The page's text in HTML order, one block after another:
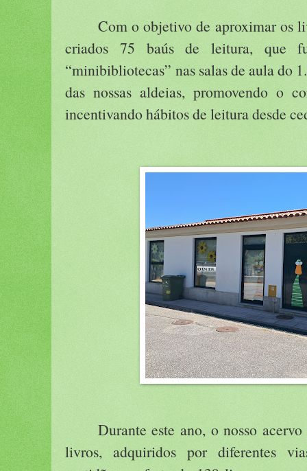
Com o objetivo de aproximar os
criados 75 baús de leitura, que
“minibibliotecas” nas salas de aula do
das nossas aldeias, promovendo o
incentivando hábitos de leitura desde
Durante este ano, o nosso
livros, adquiridos por diferentes